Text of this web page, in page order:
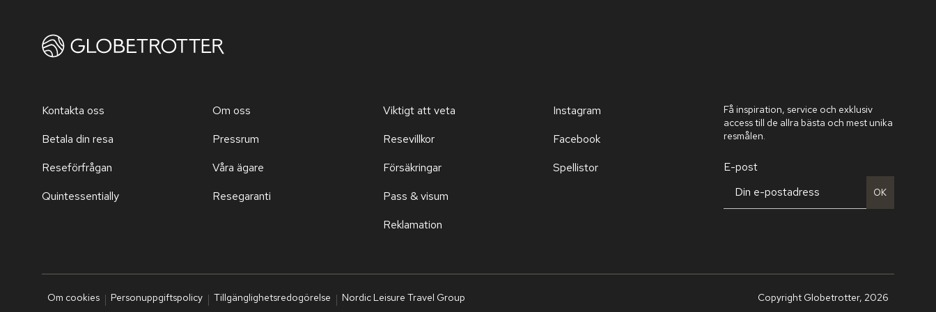
Kontakta oss
Betala din resa
Reseförfrågan
Quintessentially
Om oss
Pressrum
Våra ägare
Resegaranti
Viktigt att veta
Resevillkor
Försäkringar
Pass & visum
Reklamation
Instagram
Facebook
Spellistor
Få inspiration, service och exklusiv
access till de allra bästa och mest unika
resmålen.
E-post
OK
Om cookies Personuppgiftspolicy Tillgänglighetsredogörelse Nordic Leisure Travel Group Copyright Globetrotter, 2026